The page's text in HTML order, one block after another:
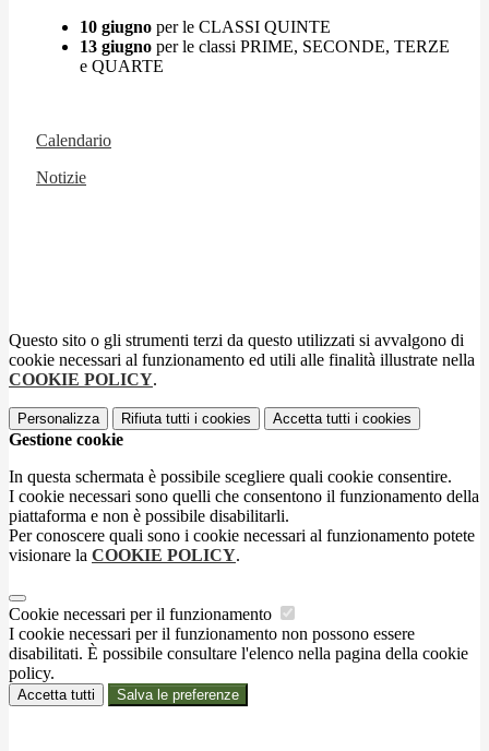
10 giugno per le CLASSI QUINTE
13 giugno per le classi PRIME, SECONDE, TERZE
e QUARTE
Calendario
Notizie
Questo sito o gli strumenti terzi da questo utilizzati si avvalgono di
cookie necessari al funzionamento ed utili alle finalità illustrate nella
COOKIE POLICY.
Personalizza Rifiuta tutti i cookies Accetta tutti i cookies
Gestione cookie
In questa schermata è possibile scegliere quali cookie consentire.
I cookie necessari sono quelli che consentono il funzionamento della
piattaforma e non è possibile disabilitarli.
Per conoscere quali sono i cookie necessari al funzionamento potete
visionare la COOKIE POLICY.
Cookie necessari per il funzionamento
I cookie necessari per il funzionamento non possono essere
disabilitati. È possibile consultare l'elenco nella pagina della cookie
policy.
Accetta tutti Salva le preferenze